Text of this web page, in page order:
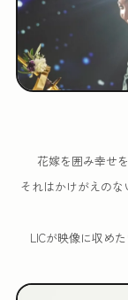
花嫁を囲み幸せ
それはかけがえの
LICが映像に収め